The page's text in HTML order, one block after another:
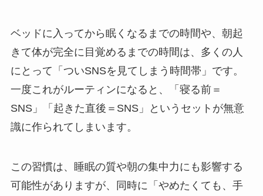
ベッドに入ってから眠くなるまでの時間や、朝起
きて体が完全に目覚めるまでの時間は、多くの人
にとって「ついSNSを見てしまう時間帯」です。
一度これがルーティンになると、「寝る前＝
SNS」「起きた直後＝SNS」というセットが無意
識に作られてしまいます。
この習慣は、睡眠の質や朝の集中力にも影響する
可能性がありますが、同時に「やめたくても、手